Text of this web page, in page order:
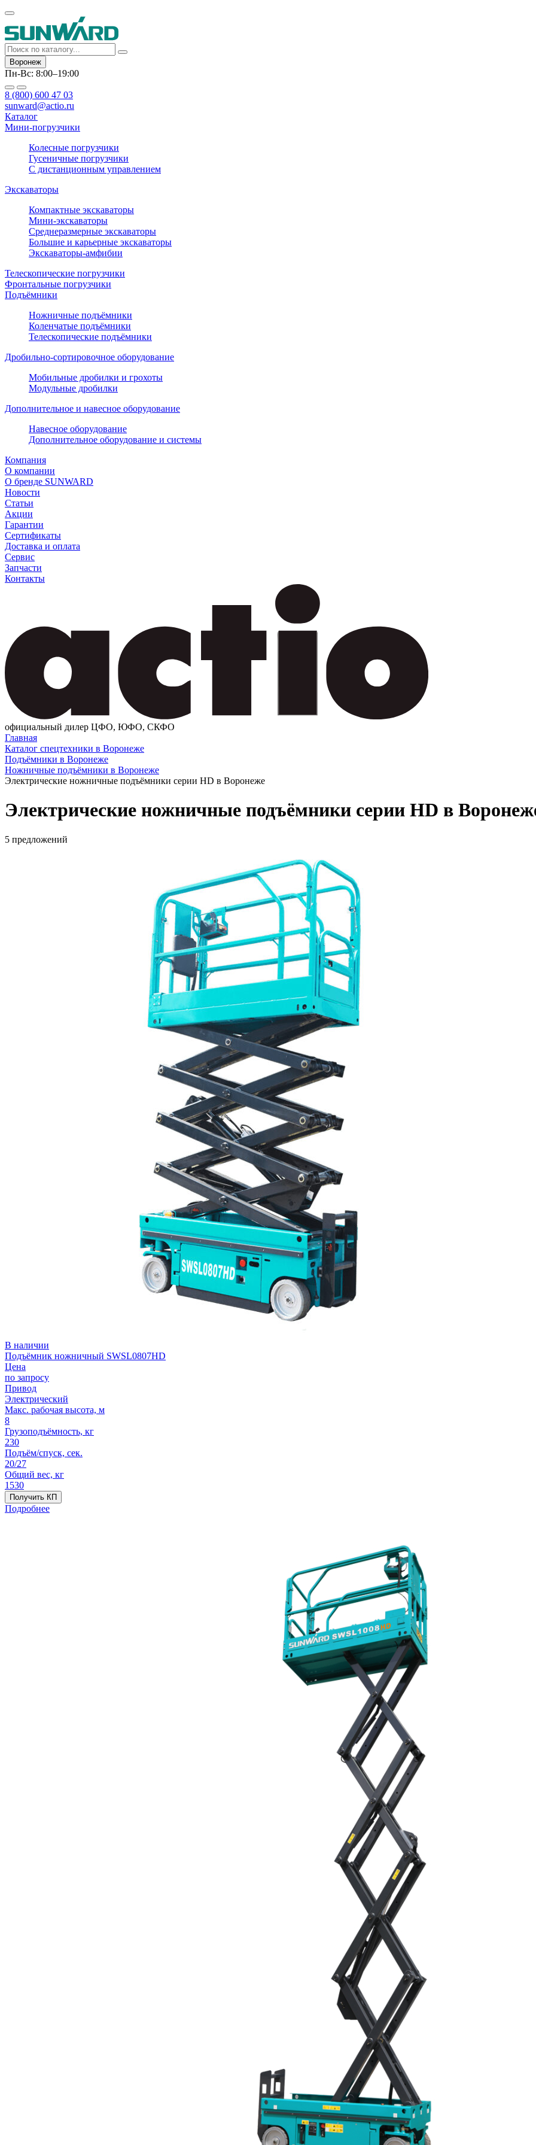
Воронеж
Пн-Вс: 8:00–19:00
8 (800) 600 47 03
sunward@actio.ru
Каталог
Мини-погрузчики
Колесные погрузчики
Гусеничные погрузчики
С дистанционным управлением
Экскаваторы
Компактные экскаваторы
Мини-экскаваторы
Среднеразмерные экскаваторы
Большие и карьерные экскаваторы
Экскаваторы-амфибии
Телескопические погрузчики
Фронтальные погрузчики
Подъёмники
Ножничные подъёмники
Коленчатые подъёмники
Телескопические подъёмники
Дробильно-сортировочное оборудование
Мобильные дробилки и грохоты
Модульные дробилки
Дополнительное и навесное оборудование
Навесное оборудование
Дополнительное оборудование и системы
Компания
О компании
О бренде SUNWARD
Новости
Статьи
Акции
Гарантии
Сертификаты
Доставка и оплата
Сервис
Запчасти
Контакты
официальный дилер ЦФО, ЮФО, СКФО
Главная
Каталог спецтехники в Воронеже
Подъёмники в Воронеже
Ножничные подъёмники в Воронеже
Электрические ножничные подъёмники серии HD в Воронеже
Электрические ножничные подъёмники серии HD в
5 предложений
В наличии
Подъёмник ножничный SWSL0807HD
Цена
по запросу
Привод
Электрический
Макс. рабочая высота, м
8
Грузоподъёмность, кг
230
Подъём/спуск, сек.
20/27
Общий вес, кг
1530
Получить КП
Подробнее